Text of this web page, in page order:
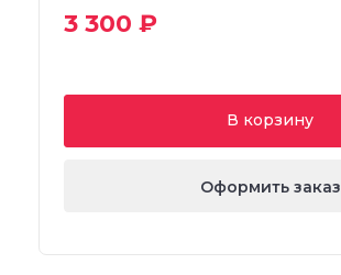
3 300 ₽
В корзину
Оформить заказ